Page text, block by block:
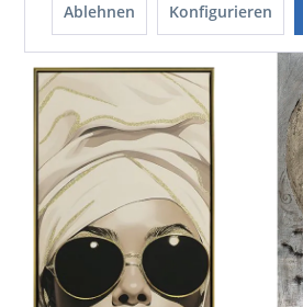
Ablehnen Konfigurieren